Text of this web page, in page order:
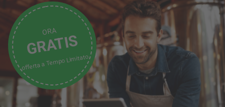
ORA
GRATIS
offerta aTempo Limitato